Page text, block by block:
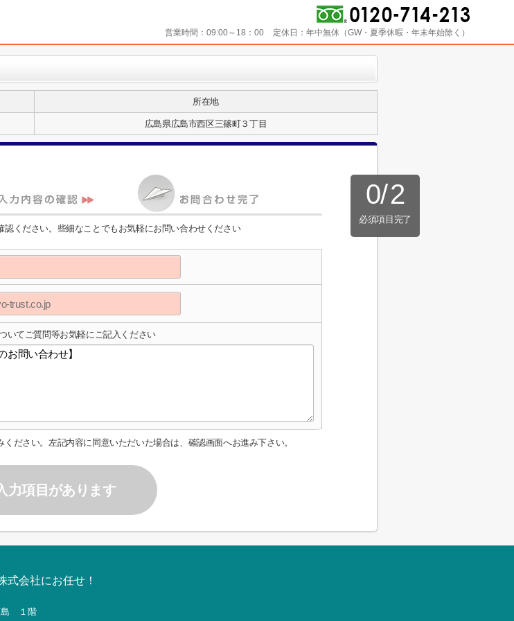
営業時間： 09:00～18：00 定休日： 年中無休（GW・夏季休暇・年末年始除く）
所在地
広島県広島市西区三篠町３丁目
0/2
必須項目完了
ください。些細なことでもお気軽にお問い合わせください
いてご質問等お気軽にご記入ください
ください。左記内容に同意いただいた場合は、確認画面へお進み下さい。
力項目があります
式会社にお任せ！
島 １階